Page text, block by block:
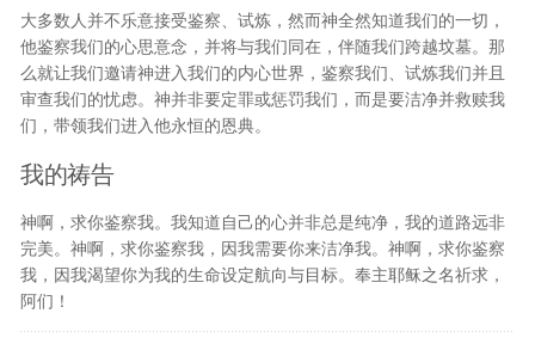
大多数人并不乐意接受鉴察、试炼，然而神全然知道我们的一切，
他鉴察我们的心思意念，并将与我们同在，伴随我们跨越坟墓。那
么就让我们邀请神进入我们的内心世界，鉴察我们、试炼我们并且
审查我们的忧虑。神并非要定罪或惩罚我们，而是要洁净并救赎我
们，带领我们进入他永恒的恩典。
我的祷告
神啊，求你鉴察我。我知道自己的心并非总是纯净，我的道路远非
完美。神啊，求你鉴察我，因我需要你来洁净我。神啊，求你鉴察
我，因我渴望你为我的生命设定航向与目标。奉主耶稣之名祈求，
阿们！